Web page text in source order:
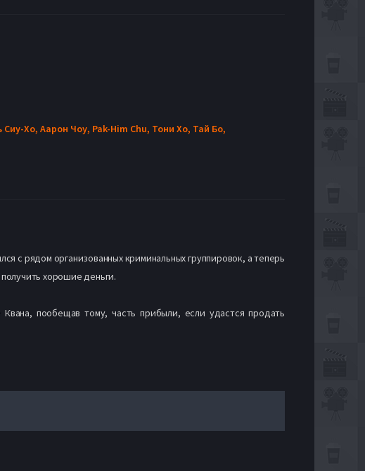
Сиу-Хо, Аарон Чоу, Pak-Him Chu, Тони Хо, Тай Бо,
с рядом организованных криминальных группировок, а теперь
хорошие деньги.
пообещав тому, часть прибыли, если удастся продать